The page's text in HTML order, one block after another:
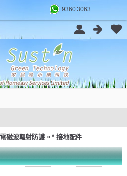
9360 3063
電磁波輻射防護 » * 接地配件